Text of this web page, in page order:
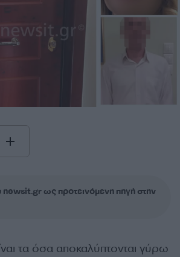
ως προτεινόμενη πηγή στην
τα όσα αποκαλύπτονται γύρω